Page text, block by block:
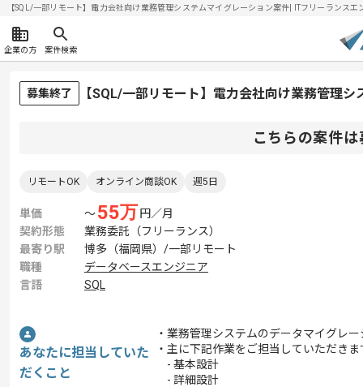
【SQL/一部リモート】電力会社向け業務管理システムマイグレーション案件| ITフリーランス
企業の方 案件検索
募集終了 【SQL/一部リモート】電力会社向け業務管理
こちらの案件
リモートOK オンライン商談OK 週5日
単価 〜55万 円／月
契約形態
業務委託（フリーランス）
最寄り駅
博多（福岡県）/一部リモート
職種
データベースエンジニア
言語
SQL
あなたに担当していた
だくこと
・業務管理システムのデータマイグレ
・主に下記作業をご担当していただきま
- 基本設計
- 詳細設計